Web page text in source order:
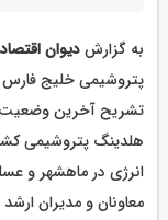
به گزارشدیوان
پتروشیمی خلیج فارس
تشریح آخرین وضعیت
هلدینگ پتروشیمی
انرژی در ماهشهر و
معاونان و مدیران